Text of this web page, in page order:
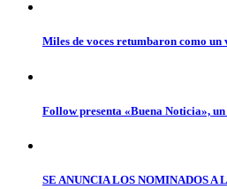
Miles de voces retumbaron como
Follow presenta «Buena Noticia»,
SE ANUNCIA LOS NOMINADOS A